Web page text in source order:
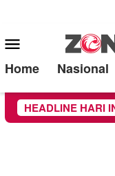
Mobile
Menu
Home Nasional
HEADLINE HARI
Sebagai